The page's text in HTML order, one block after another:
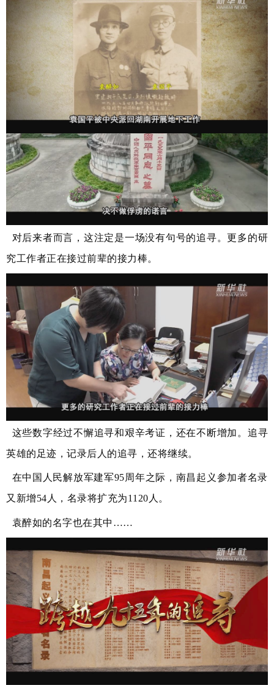
1941年初，以蒋介石为代表的国民党顽固派，发动了震惊
中外的“皖南事变”，新四军政治部主任袁国平壮烈牺牲。
对后来者而言，这注定是一场没有句号的追寻。更多的研
究工作者正在接过前辈的接力棒。
这些数字经过不懈追寻和艰辛考证，还在不断增加。追寻
英雄的足迹，记录后人的追寻，还将继续。
在中国人民解放军建军95周年之际，南昌起义参加者名录
又新增54人，名录将扩充为1120人。
袁醉如的名字也在其中……